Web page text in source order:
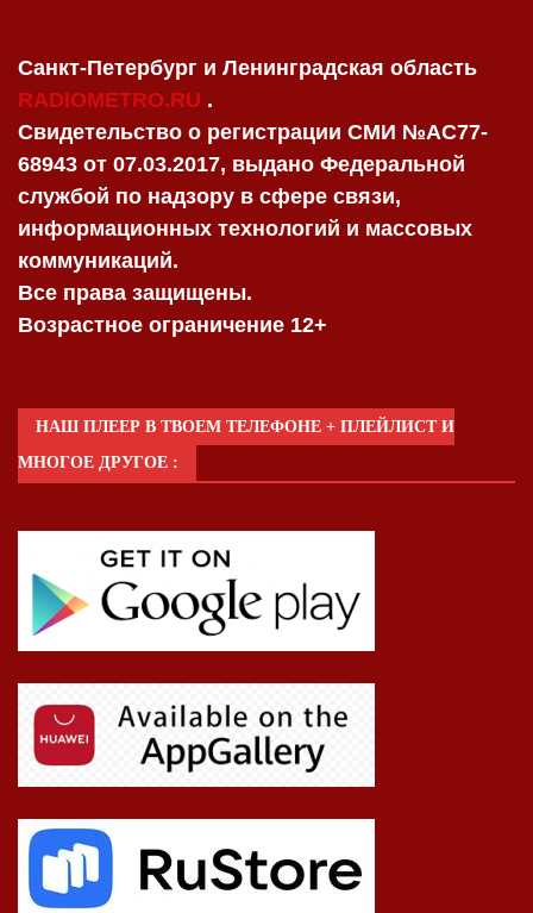
Санкт-Петербург и Ленинградская область
RADIOMETRO.RU .
Свидетельство о регистрации СМИ №AC77-
68943 от 07.03.2017, выдано Федеральной
службой по надзору в сфере связи,
информационных технологий и массовых
коммуникаций.
Все права защищены.
Возрастное ограничение 12+
НАШ ПЛЕЕР В ТВОЕМ ТЕЛЕФОНЕ + ПЛЕЙЛИСТ И
МНОГОЕ ДРУГОЕ :